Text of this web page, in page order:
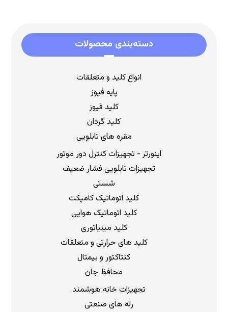
دسته‌بندی محصولات
انواع کلید و متعلقات
پایه فیوز
کلید فیوز
کلید گردان
مقره های تابلویی
اینورتر - تجهیزات کنترل دور موتور
تجهیزات تابلویی فشار ضعیف
شستی
کلید اتوماتیک کامپکت
کلید اتوماتیک هوایی
کلید مینیاتوری
کلید های حرارتی و متعلقات
کنتاکتور و بیمتال
محافظ جان
تجهیزات خانه هوشمند
رله های صنعتی